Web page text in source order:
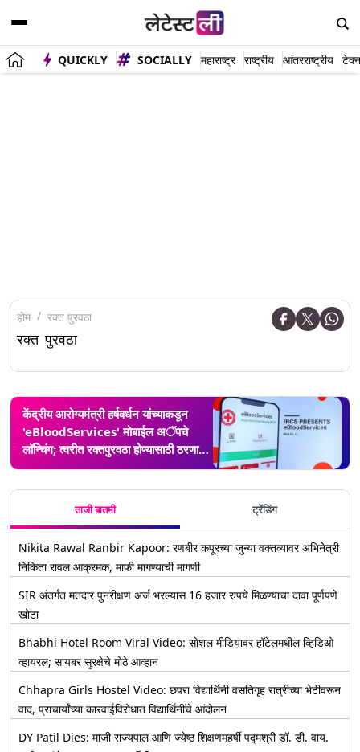
QUICKLY SOCIALLY महाराष्ट्र राष्ट्रीय आंतरराष्ट्रीय
होम रक्त पुरवठा
रक्त पुरवठा
केंद्रीय आरोग्यमंत्री हर्षवर्धन यांच्याकडून
'eBloodServices' मोबाईल अॅपचे
लॉन्चिंग; त्वरीत रक्तपुरवठा होण्यासाठी ठरणार
फायदेशीर
ताजी बातमी ट्रेंडिंग
Nikita Rawal Ranbir Kapoor: रणबीर कपूरच्या जुन्या वक्तव्यावर अभिनेत्री
निकिता रावल आक्रमक, माफी मागण्याची मागणी
SIR अंतर्गत मतदार पुनरीक्षण अर्ज भरल्यास 16 हजार रुपये मिळण्याचा दावा पूर्णपणे
खोटा
Bhabhi Hotel Room Viral Video: सोशल मीडियावर हॉटेलमधील व्हिडिओ
व्हायरल; सायबर सुरक्षेचे मोठे आव्हान
Chhapra Girls Hostel Video: छपरा विद्यार्थिनी वसतिगृह रात्रीच्या भेटीवरून
वाद, प्राचार्यांच्या कारवाईविरोधात विद्यार्थिनींचे आंदोलन
DY Patil Dies: माजी राज्यपाल आणि ज्येष्ठ शिक्षणमहर्षी पद्मश्री डॉ. डी. वाय.